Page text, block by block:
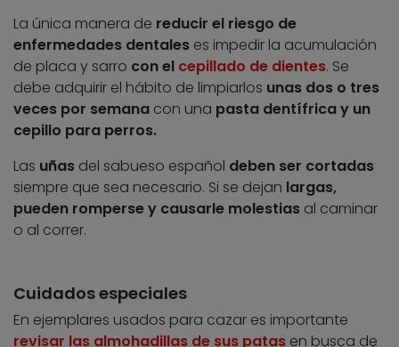
La única manera de reducir el riesgo de
enfermedades dentales es impedir la acumulación
de placa y sarro con el cepillado de dientes. Se
debe adquirir el hábito de limpiarlos unas dos o tres
veces por semana con una pasta dentífrica y un
cepillo para perros.
Las uñas del sabueso español deben ser cortadas
siempre que sea necesario. Si se dejan largas,
pueden romperse y causarle molestias al caminar
o al correr.
Cuidados especiales
En ejemplares usados para cazar es importante
revisar las almohadillas de sus patas en busca de